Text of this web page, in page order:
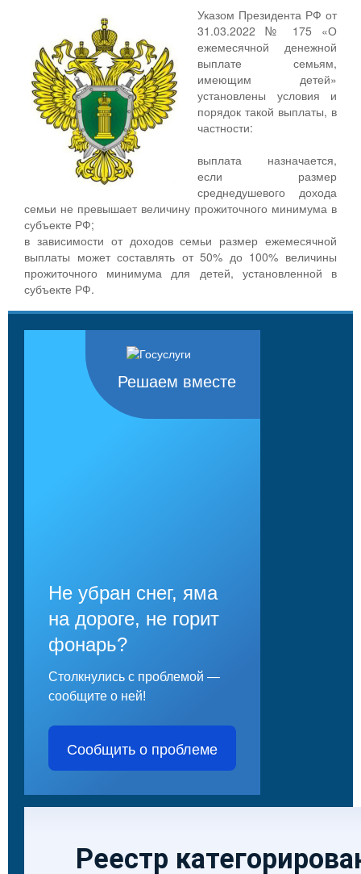
Указом Президента РФ от
31.03.2022 № 175 «О
ежемесячной денежной
выплате семьям,
имеющим детей»
установлены условия и
порядок такой выплаты, в
частности:
выплата назначается,
если размер
среднедушевого дохода
семьи не превышает величину прожиточного минимума в
субъекте РФ;
в зависимости от доходов семьи размер ежемесячной
выплаты может составлять от 50% до 100% величины
прожиточного минимума для детей, установленной в
субъекте РФ.
Решаем вместе
Не убран снег, яма
на дороге, не горит
фонарь?
Столкнулись с проблемой —
сообщите о ней!
Сообщить о проблеме